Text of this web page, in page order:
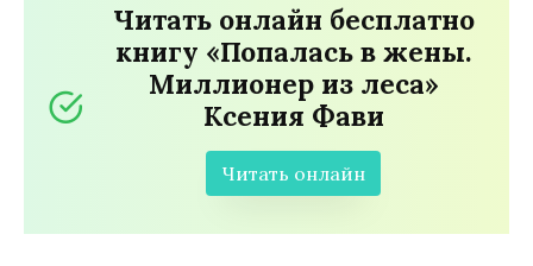
Читать онлайн бесплатно
книгу «Попалась в жены.
Миллионер из леса»
Ксения Фави
Читать онлайн